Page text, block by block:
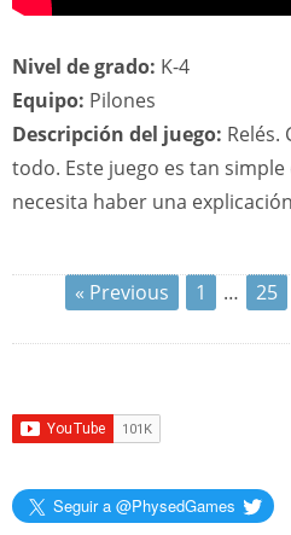
Nivel de grado: K-4
Equipo: Pilones
Descripción del juego: Relés.
todo. Este juego es tan
necesita haber una
« Previous 1 … 25
Seguir a @PhysedGames